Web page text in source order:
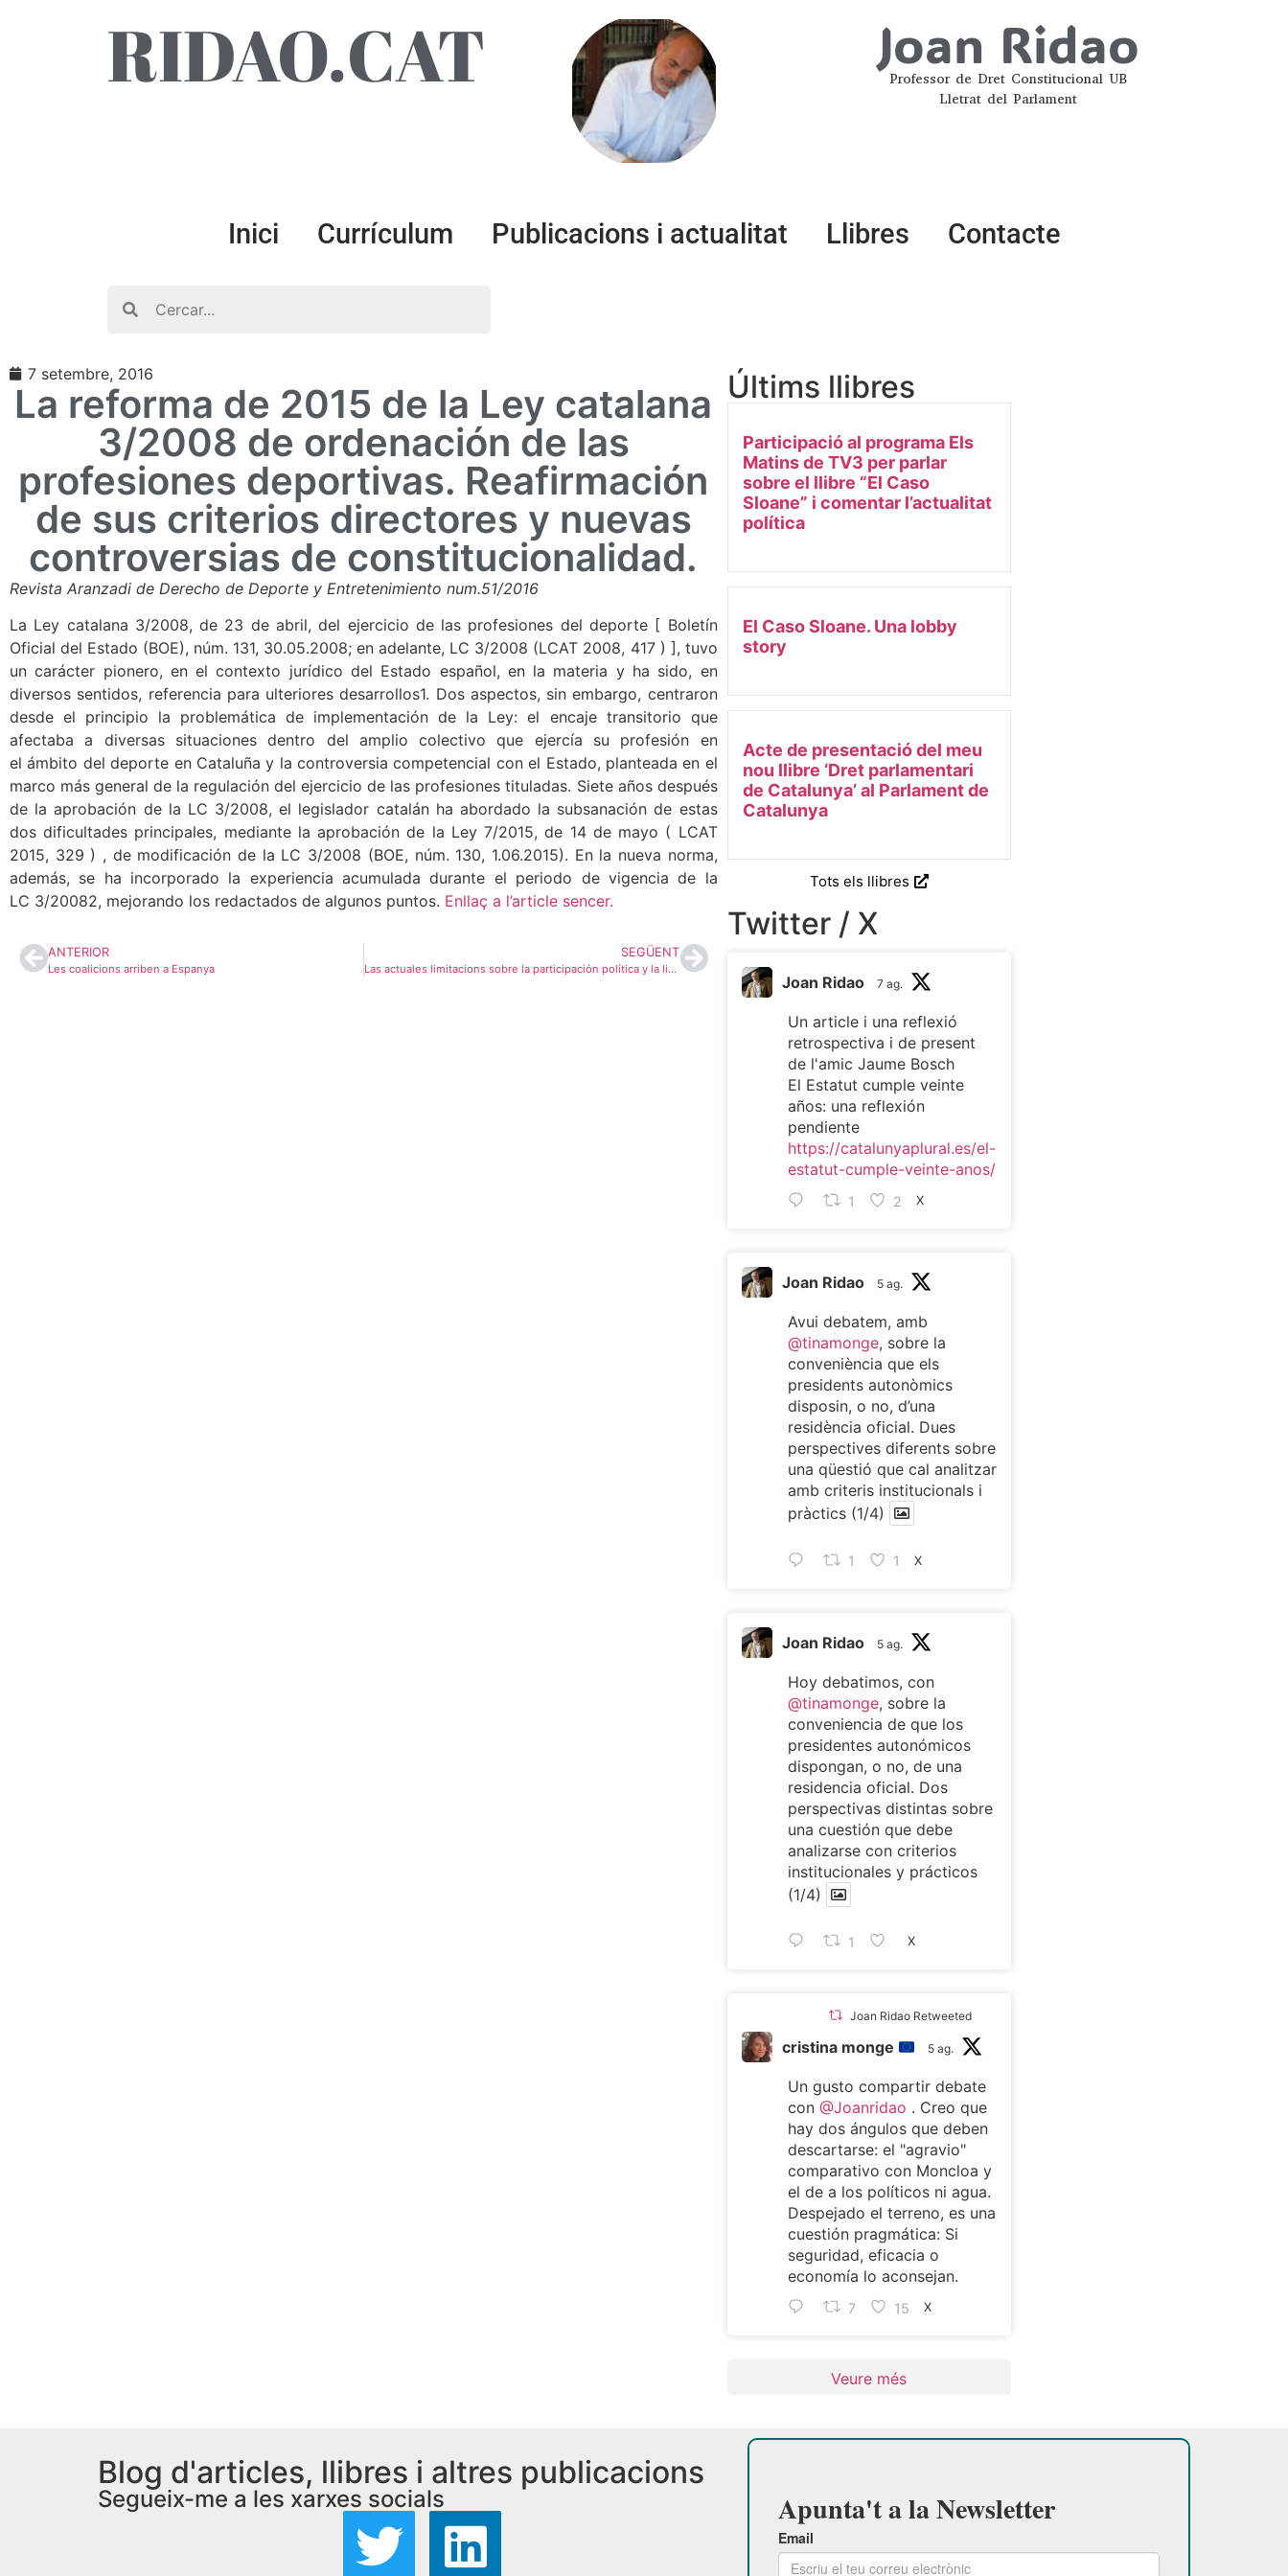
RIDAO.CAT Joan Ridao
Professor de Dret Constitucional UB
Lletrat del Parlament
Inici Currículum Publicacions i actualitat Llibres Contacte
7 setembre, 2016
La reforma de 2015 de la Ley catalana
3/2008 de ordenación de las
profesiones deportivas. Reafirmación
de sus criterios directores y nuevas
controversias de constitucionalidad.
Revista Aranzadi de Derecho de Deporte y Entretenimiento num.51/2016
La Ley catalana 3/2008, de 23 de abril, del ejercicio de las profesiones del deporte [ Boletín
Oficial del Estado (BOE), núm. 131, 30.05.2008; en adelante, LC 3/2008 (LCAT 2008, 417 ) ], tuvo
un carácter pionero, en el contexto jurídico del Estado español, en la materia y ha sido, en
diversos sentidos, referencia para ulteriores desarrollos1. Dos aspectos, sin embargo, centraron
desde el principio la problemática de implementación de la Ley: el encaje transitorio que
afectaba a diversas situaciones dentro del amplio colectivo que ejercía su profesión en
el ámbito del deporte en Cataluña y la controversia competencial con el Estado, planteada en el
marco más general de la regulación del ejercicio de las profesiones tituladas. Siete años después
de la aprobación de la LC 3/2008, el legislador catalán ha abordado la subsanación de estas
dos dificultades principales, mediante la aprobación de la Ley 7/2015, de 14 de mayo ( LCAT
2015, 329 ) , de modificación de la LC 3/2008 (BOE, núm. 130, 1.06.2015). En la nueva norma,
además, se ha incorporado la experiencia acumulada durante el periodo de vigencia de la
LC 3/20082, mejorando los redactados de algunos puntos. Enllaç a l’article sencer.
ANTERIOR
Les coalicions arriben a Espanya
SEGÜENT
Las actuales limitacions sobre la participación política y la libertad de información en el espacio público en España.
Últims llibres
Participació al programa Els
Matins de TV3 per parlar
sobre el llibre “El Caso
Sloane” i comentar l’actualitat
política
El Caso Sloane. Una lobby
story
Acte de presentació del meu
nou llibre ‘Dret parlamentari
de Catalunya’ al Parlament de
Catalunya
Tots els llibres
Twitter / X
Joan Ridao 7 ag.
Un article i una reflexió
retrospectiva i de present
de l'amic Jaume Bosch
El Estatut cumple veinte
años: una reflexión
pendiente
https://catalunyaplural.es/el-
estatut-cumple-veinte-anos/
1 2 X
Joan Ridao 5 ag.
Avui debatem, amb
@tinamonge, sobre la
conveniència que els
presidents autonòmics
disposin, o no, d’una
residència oficial. Dues
perspectives diferents sobre
una qüestió que cal analitzar
amb criteris institucionals i
pràctics (1/4)
1 1 X
Joan Ridao 5 ag.
Hoy debatimos, con
@tinamonge, sobre la
conveniencia de que los
presidentes autonómicos
dispongan, o no, de una
residencia oficial. Dos
perspectivas distintas sobre
una cuestión que debe
analizarse con criterios
institucionales y prácticos
(1/4)
1 X
Joan Ridao Retweeted
cristina monge 5 ag.
Un gusto compartir debate
con @Joanridao . Creo que
hay dos ángulos que deben
descartarse: el "agravio"
comparativo con Moncloa y
el de a los políticos ni agua.
Despejado el terreno, es una
cuestión pragmática: Si
seguridad, eficacia o
economía lo aconsejan.
7 15 X
Veure més
Blog d'articles, llibres i altres publicacions
Segueix-me a les xarxes socials